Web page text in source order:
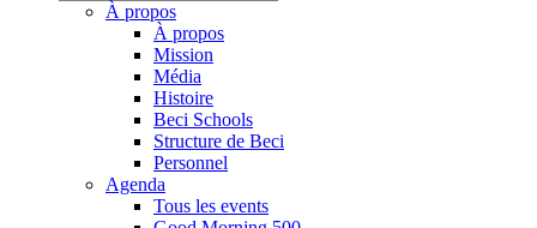
À propos
À propos
Mission
Média
Histoire
Beci Schools
Structure de Beci
Personnel
Agenda
Tous les events